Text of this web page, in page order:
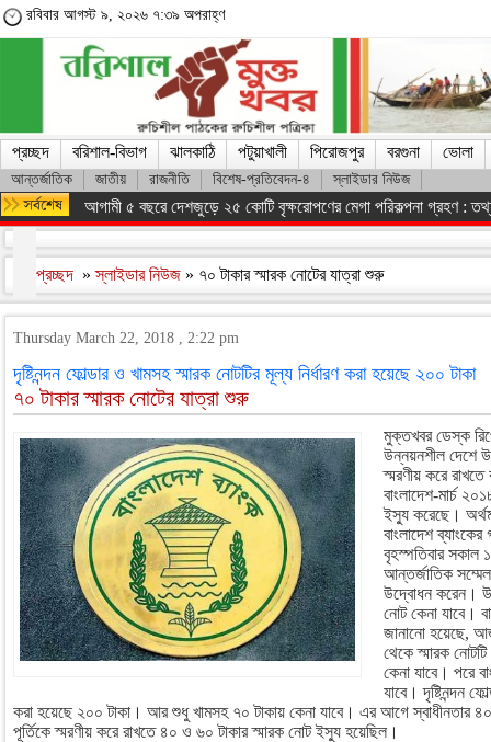
রবিবার আগস্ট ৯, ২০২৬ ৭:৩৯ অপরাহ্ণ
প্রচ্ছদ বরিশাল-বিভাগ ঝালকাঠি পটুয়াখালী পিরোজপুর বরগুনা ভোলা
আন্তর্জাতিক জাতীয় রাজনীতি বিশেষ-প্রতিবেদন-৪ স্লাইডার নিউজ
আগামী ৫ বছরে দেশজুড়ে ২৫ কোটি বৃক্ষরোপণের মেগা পরিকল্পনা গ্রহণ :
প্রচ্ছদ »স্লাইডার নিউজ » ৭০ টাকার স্মারক নোটের যাত্রা শুরু
Thursday March 22, 2018 , 2:22 pm
দৃষ্টিনন্দন ফোল্ডার ও খামসহ স্মারক নোটটির মূল্য নির্ধারণ করা হয়েছে ২০০ টাকা
৭০ টাকার স্মারক নোটের যাত্রা শুরু
মুক্তখবর ডেস্ক
উন্নয়নশীল দেশে
স্মরণীয় করে
বাংলাদেশ-মার্চ
ইস্যু করেছে।
বাংলাদেশ
বৃহস্পতিবার সকাল
আন্তর্জাতিক
উদ্বোধন করেন।
নোট কেনা যাবে।
জানানো হয়েছে,
থেকে স্মারক
কেনা যাবে। পরে
যাবে। দৃষ্টিনন্দন
করা হয়েছে ২০০ টাকা। আর শুধু খামসহ ৭০ টাকায় কেনা যাবে। এর আগে স্বাধীনতার
পূর্তিকে স্মরণীয় করে রাখতে ৪০ ও ৬০ টাকার স্মারক নোট ইস্যু হয়েছিল।